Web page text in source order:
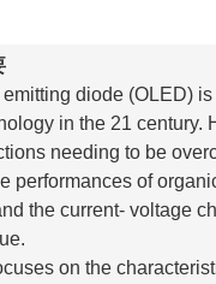
diode (OLED)
in the 21 century.
needing to be
performances of
the current- voltage
on the